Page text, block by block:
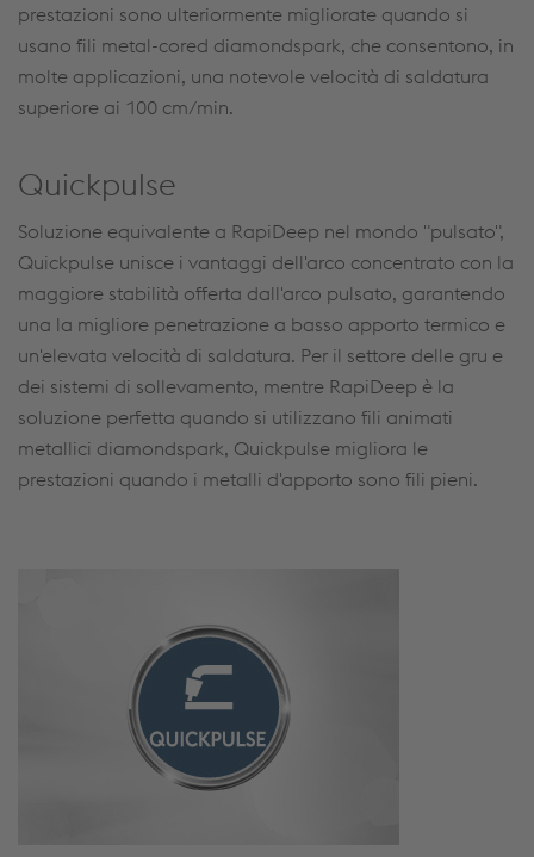
prestazioni sono ulteriormente migliorate quando si
usano fili metal-cored diamondspark, che consentono, in
molte applicazioni, una notevole velocità di saldatura
superiore ai 100 cm/min.
Quickpulse
Soluzione equivalente a RapiDeep nel mondo "pulsato",
Quickpulse unisce i vantaggi dell'arco concentrato con la
maggiore stabilità offerta dall'arco pulsato, garantendo
una la migliore penetrazione a basso apporto termico e
un'elevata velocità di saldatura. Per il settore delle gru e
dei sistemi di sollevamento, mentre RapiDeep è la
soluzione perfetta quando si utilizzano fili animati
metallici diamondspark, Quickpulse migliora le
prestazioni quando i metalli d'apporto sono fili pieni.